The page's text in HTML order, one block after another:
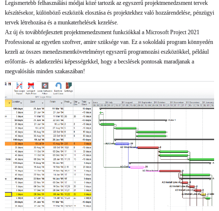
Legismertebb felhasználási módjai közé tartozik az egyszerű projektmenedzsment tervek
készítésekor, különböző eszközök elosztása és projektekhez való hozzárendelése, pénzügyi
tervek létrehozása és a munkaterhelések kezelése.
Az új és továbbfejlesztett projektmenedzsment funkciókkal a Microsoft Project 2021
Professional az egyetlen szoftver, amire szüksége van. Ez a sokoldalú program könnyedén
kezeli az összes menedzsmentkövetelményt egyszerű programozási eszközökkel, például
erőforrás- és adatkezelési képességekkel, hogy a becslések pontosak maradjanak a
megvalósítás minden szakaszában!